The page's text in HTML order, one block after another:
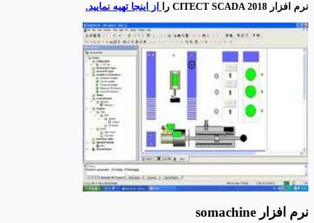
نرم افزار CITECT SCADA 2018 را از اینجا تهیه نمایید.
نرم افزار somachine